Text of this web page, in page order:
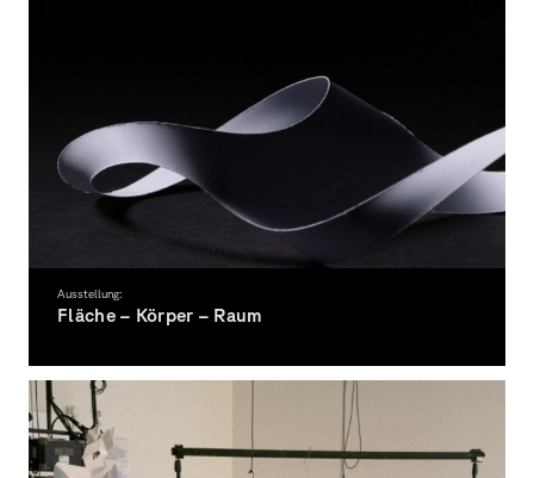
Ausstellung:
Fläche – Körper – Raum